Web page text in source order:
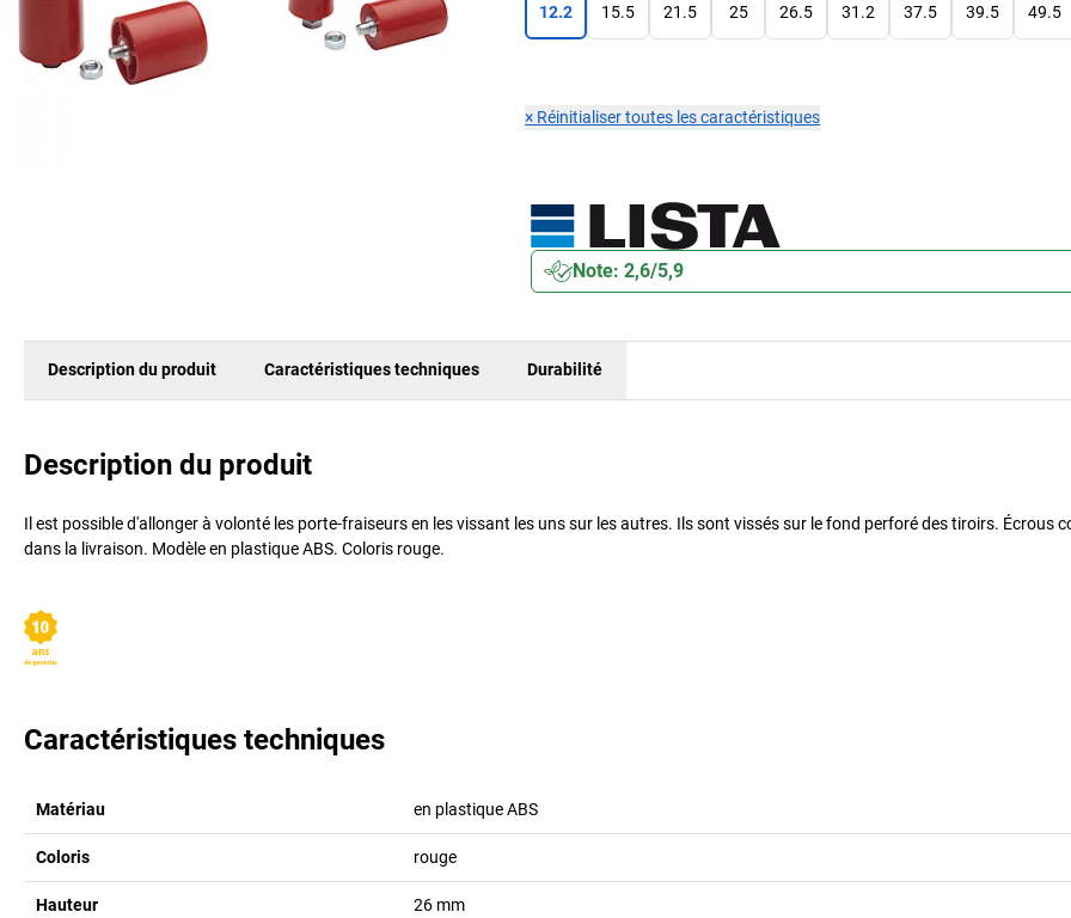
12.2 15.5 21.5 25 26.5 31.2 37.5 39.5 49.5
× Réinitialiser toutes les caractéristiques
Note: 2,6/5,9
Description du produit Caractéristiques techniques Durabilité
Description du produit
Il est possible d'allonger à volonté les porte-fraiseurs en les vissant les uns sur les autres. Ils sont vissés sur le fond perforé des tiroirs. Écrous
dans la livraison. Modèle en plastique ABS. Coloris rouge.
Caractéristiques techniques
Matériau en plastique ABS
Coloris rouge
Hauteur 26 mm